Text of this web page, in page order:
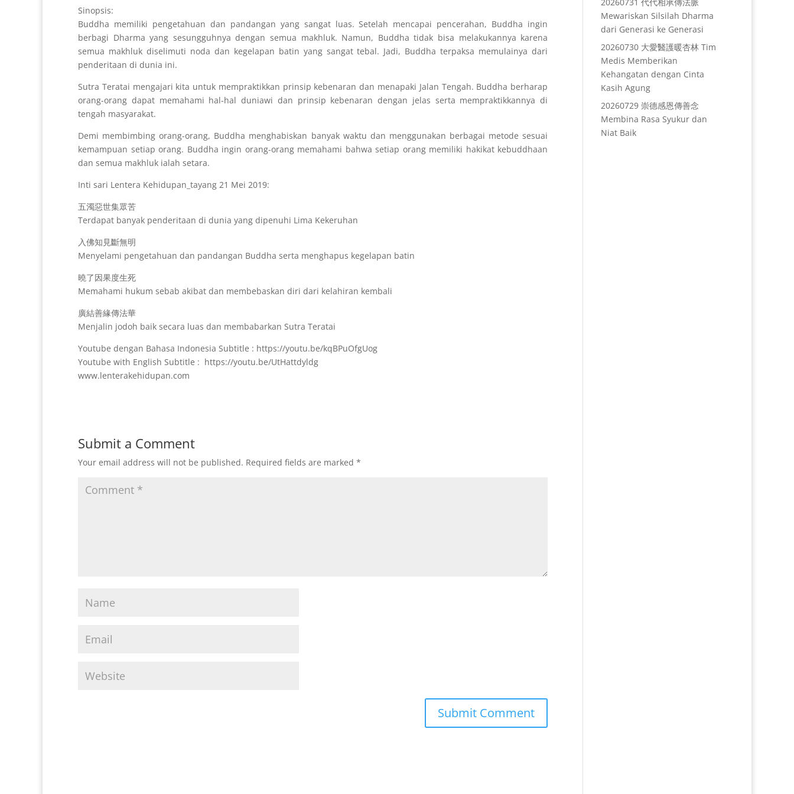
Sinopsis:
Buddha memiliki pengetahuan dan pandangan yang sangat luas. Setelah mencapai pencerahan, Buddha ingin
berbagi Dharma yang sesungguhnya dengan semua makhluk. Namun, Buddha tidak bisa melakukannya karena
semua makhluk diselimuti noda dan kegelapan batin yang sangat tebal. Jadi, Buddha terpaksa memulainya dari
penderitaan di dunia ini.
Sutra Teratai mengajari kita untuk mempraktikkan prinsip kebenaran dan menapaki Jalan Tengah. Buddha berharap
orang-orang dapat memahami hal-hal duniawi dan prinsip kebenaran dengan jelas serta mempraktikkannya di
tengah masyarakat.
Demi membimbing orang-orang, Buddha menghabiskan banyak waktu dan menggunakan berbagai metode sesuai
kemampuan setiap orang. Buddha ingin orang-orang memahami bahwa setiap orang memiliki hakikat kebuddhaan
dan semua makhluk ialah setara.
Inti sari Lentera Kehidupan_tayang 21 Mei 2019:
五濁惡世集眾苦
Terdapat banyak penderitaan di dunia yang dipenuhi Lima Kekeruhan
入佛知見斷無明
Menyelami pengetahuan dan pandangan Buddha serta menghapus kegelapan batin
曉了因果度生死
Memahami hukum sebab akibat dan membebaskan diri dari kelahiran kembali
廣結善緣傳法華
Menjalin jodoh baik secara luas dan membabarkan Sutra Teratai
Youtube dengan Bahasa Indonesia Subtitle : https://youtu.be/kqBPuOfgUog
Youtube with English Subtitle : https://youtu.be/UtHattdyldg
www.lenterakehidupan.com
Submit a Comment
Your email address will not be published. Required fields are marked *
Mewariskan Silsilah Dharma
dari Generasi ke Generasi
20260730 大愛醫護暖杏林 Tim
Medis Memberikan
Kehangatan dengan Cinta
Kasih Agung
20260729 崇德感恩傳善念
Membina Rasa Syukur dan
Niat Baik